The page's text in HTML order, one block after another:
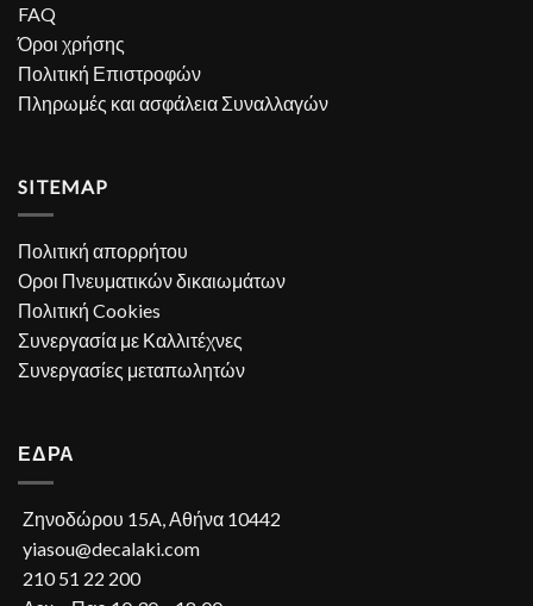
FAQ
Όροι χρήσης
Πολιτική Επιστροφών
Πληρωμές και ασφάλεια Συναλλαγών
SITEMAP
Πολιτική απορρήτου
Οροι Πνευματικών δικαιωμάτων
Πολιτική Cookies
Συνεργασία με Καλλιτέχνες
Συνεργασίες μεταπωλητών
ΕΔΡΑ
Ζηνοδώρου 15A, Αθήνα 10442
yiasou@decalaki.com
210 51 22 200